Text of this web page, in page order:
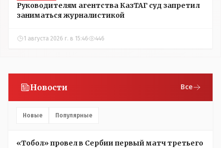
Руководителям агентства КазТАГ суд запретил
заниматься журналистикой
1 августа 2026 г. в 15:46 446
Новости Все
Новые Популярные
«Тобол» провел в Сербии первый матч третьего